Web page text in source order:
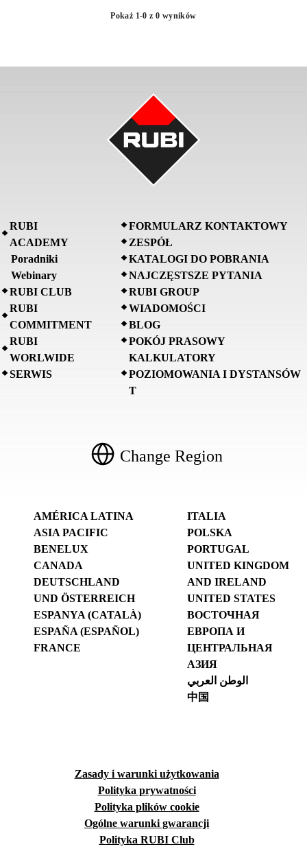
Pokaż 1-0 z 0 wyników
RUBI
ACADEMY
Poradniki
Webinary
RUBI CLUB
RUBI
COMMITMENT
RUBI
WORLWIDE
SERWIS
FORMULARZ KONTAKTOWY
ZESPÓŁ
KATALOGI DO POBRANIA
NAJCZĘSTSZE PYTANIA
RUBI GROUP
WIADOMOŚCI
BLOG
POKÓJ PRASOWY
KALKULATORY
POZIOMOWANIA I DYSTANSÓW
T
Change Region
AMÉRICA LATINA
ASIA PACIFIC
BENELUX
CANADA
DEUTSCHLAND
UND ÖSTERREICH
ESPANYA (CATALÀ)
ESPAÑA (ESPAÑOL)
FRANCE
ITALIA
POLSKA
PORTUGAL
UNITED KINGDOM
AND IRELAND
UNITED STATES
ВОСТОЧНАЯ
ЕВРОПА И
ЦЕНТРАЛЬНАЯ
АЗИЯ
الوطن العربي
中国
Zasady i warunki użytkowania
Polityka prywatności
Polityka plików cookie
Ogólne warunki gwarancji
Polityka RUBI Club